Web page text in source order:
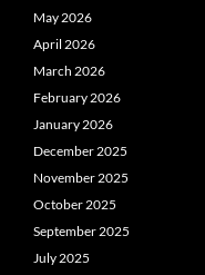
May 2026
April 2026
March 2026
February 2026
January 2026
December 2025
November 2025
October 2025
September 2025
July 2025